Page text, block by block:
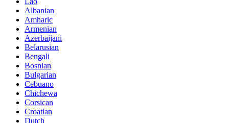
Albanian
Amharic
Armenian
Azerbaijani
Belarusian
Bengali
Bosnian
Bulgarian
Cebuano
Chichewa
Corsican
Croatian
Dutch